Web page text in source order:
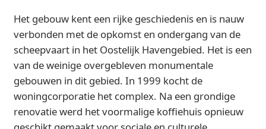
Het gebouw kent een rijke geschiedenis en is nauw
verbonden met de opkomst en ondergang van de
scheepvaart in het Oostelijk Havengebied. Het is een
van de weinige overgebleven monumentale
gebouwen in dit gebied. In 1999 kocht de
woningcorporatie het complex. Na een grondige
renovatie werd het voormalige koffiehuis opnieuw